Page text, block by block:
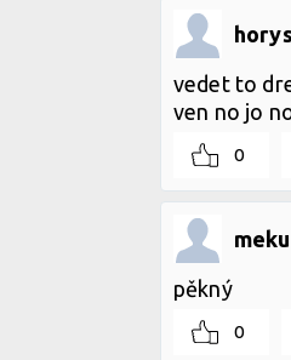
horys
vedet to
ven no jo
0
pěkný
0